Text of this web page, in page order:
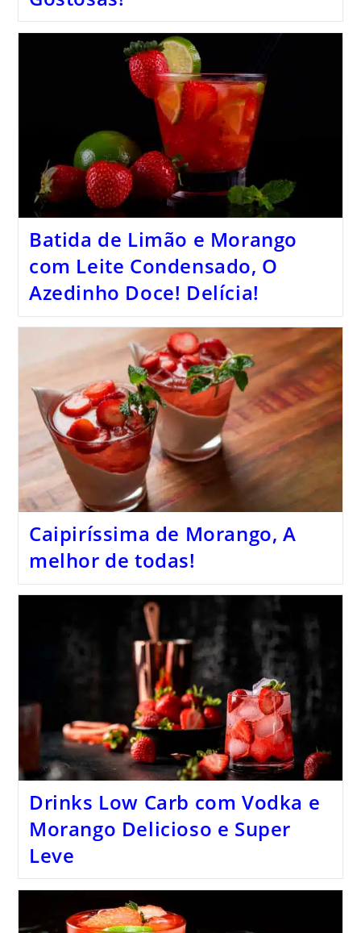
Batida de Limão e Morango
com Leite Condensado, O
Azedinho Doce! Delícia!
Caipiríssima de Morango, A
melhor de todas!
Drinks Low Carb com Vodka e
Morango Delicioso e Super
Leve